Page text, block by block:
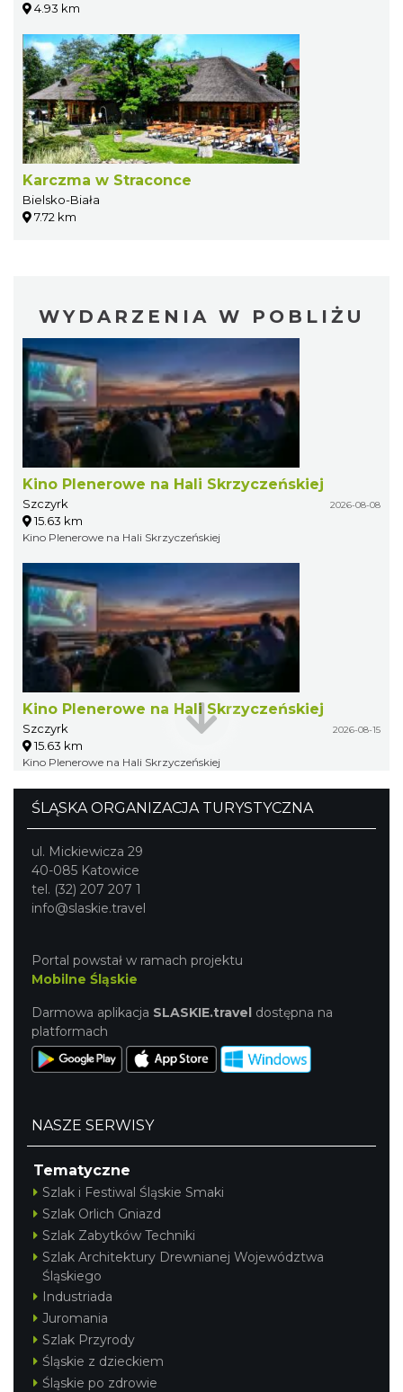
4.93 km
Karczma w Straconce
Bielsko-Biała
7.72 km
WYDARZENIA W POBLIŻU
Kino Plenerowe na Hali Skrzyczeńskiej
Szczyrk 2026-08-08
15.63 km
Kino Plenerowe na Hali Skrzyczeńskiej
Kino Plenerowe na Hali Skrzyczeńskiej
Szczyrk 2026-08-15
15.63 km
Kino Plenerowe na Hali Skrzyczeńskiej
ŚLĄSKA ORGANIZACJA TURYSTYCZNA
ul. Mickiewicza 29
40-085 Katowice
tel. (32) 207 207 1
info@slaskie.travel
Portal powstał w ramach projektu
Mobilne Śląskie
Darmowa aplikacja SLASKIE.travel dostępna na
platformach
NASZE SERWISY
Tematyczne
Szlak i Festiwal Śląskie Smaki
Szlak Orlich Gniazd
Szlak Zabytków Techniki
Szlak Architektury Drewnianej Województwa
Śląskiego
Industriada
Juromania
Szlak Przyrody
Śląskie z dzieckiem
Śląskie po zdrowie